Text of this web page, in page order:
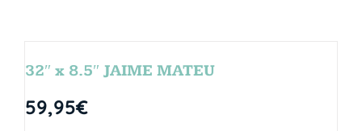
32″ x 8.5″ JAIME MATEU
59,95€